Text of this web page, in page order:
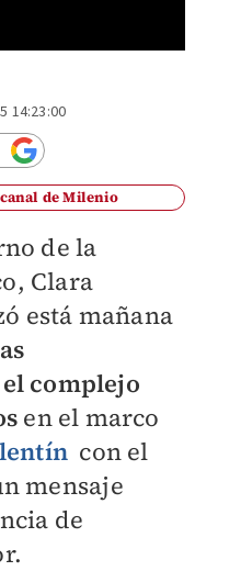
14:23:00
de Milenio
de la
Clara
está mañana
complejo
en el marco
con el
mensaje
de